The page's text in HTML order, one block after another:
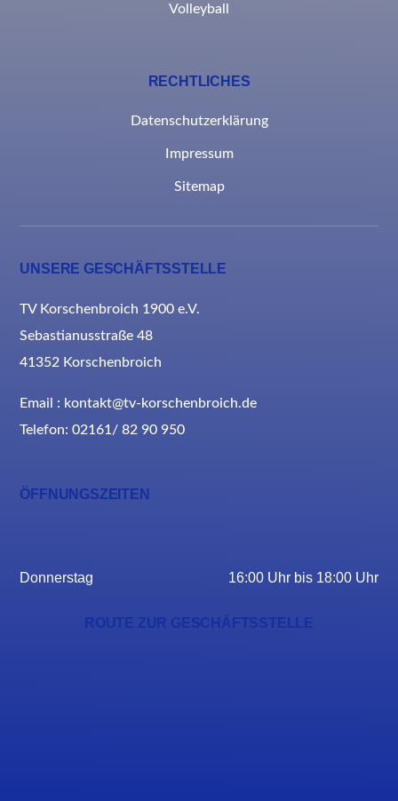
Volleyball
RECHTLICHES
Datenschutzerklärung
Impressum
Sitemap
UNSERE GESCHÄFTSSTELLE
TV Korschenbroich 1900 e.V.
Sebastianusstraße 48
41352 Korschenbroich
Email : kontakt@tv-korschenbroich.de
Telefon: 02161/ 82 90 950
ÖFFNUNGSZEITEN
Donnerstag 16:00 Uhr bis 18:00 Uhr
ROUTE ZUR GESCHÄFTSSTELLE